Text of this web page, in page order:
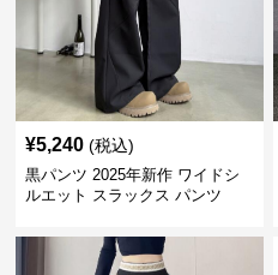
¥5,240 (税込)
黒パンツ 2025年新作 ワイドシ
ルエット スラックス パンツ